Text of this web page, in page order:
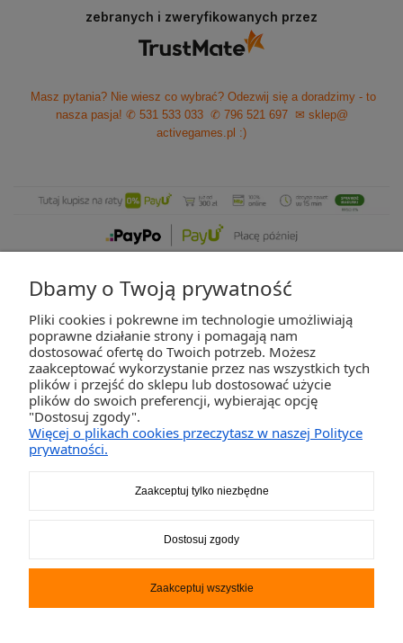
zebranych i zweryfikowanych przez
Masz pytania? Nie wiesz co wybrać? Odezwij się a doradzimy - to
nasza pasja! ✆ 531 533 033 ✆ 796 521 697
✉ sklep@
activegames.pl :)
ZAKUPY
POMOC
2K-Invest Sp. j. Ul. Św. Wojciecha 60, 41-922 Radzionków, śląskie NIP: 645-241-94-
Napiszsklep@activegames.pllub zadzwoń +48796521697
Dbamy o Twoją prywatność
Pliki cookies i pokrewne im technologie umożliwiają
poprawne działanie strony i pomagają nam
dostosować ofertę do Twoich potrzeb. Możesz
zaakceptować wykorzystanie przez nas wszystkich tych
plików i przejść do sklepu lub dostosować użycie
plików do swoich preferencji, wybierając opcję
"Dostosuj zgody".
Więcej o plikach cookies przeczytasz w naszej Polityce
prywatności.
Zaakceptuj tylko niezbędne
Dostosuj zgody
Zaakceptuj wszystkie